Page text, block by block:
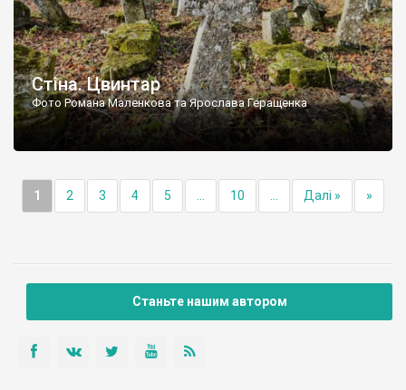
Стіна. Цвинтар
Фото Романа Маленкова та Ярослава Геращенка
1 2 3 4 5 10 Далі » »
Станьте нашим автором